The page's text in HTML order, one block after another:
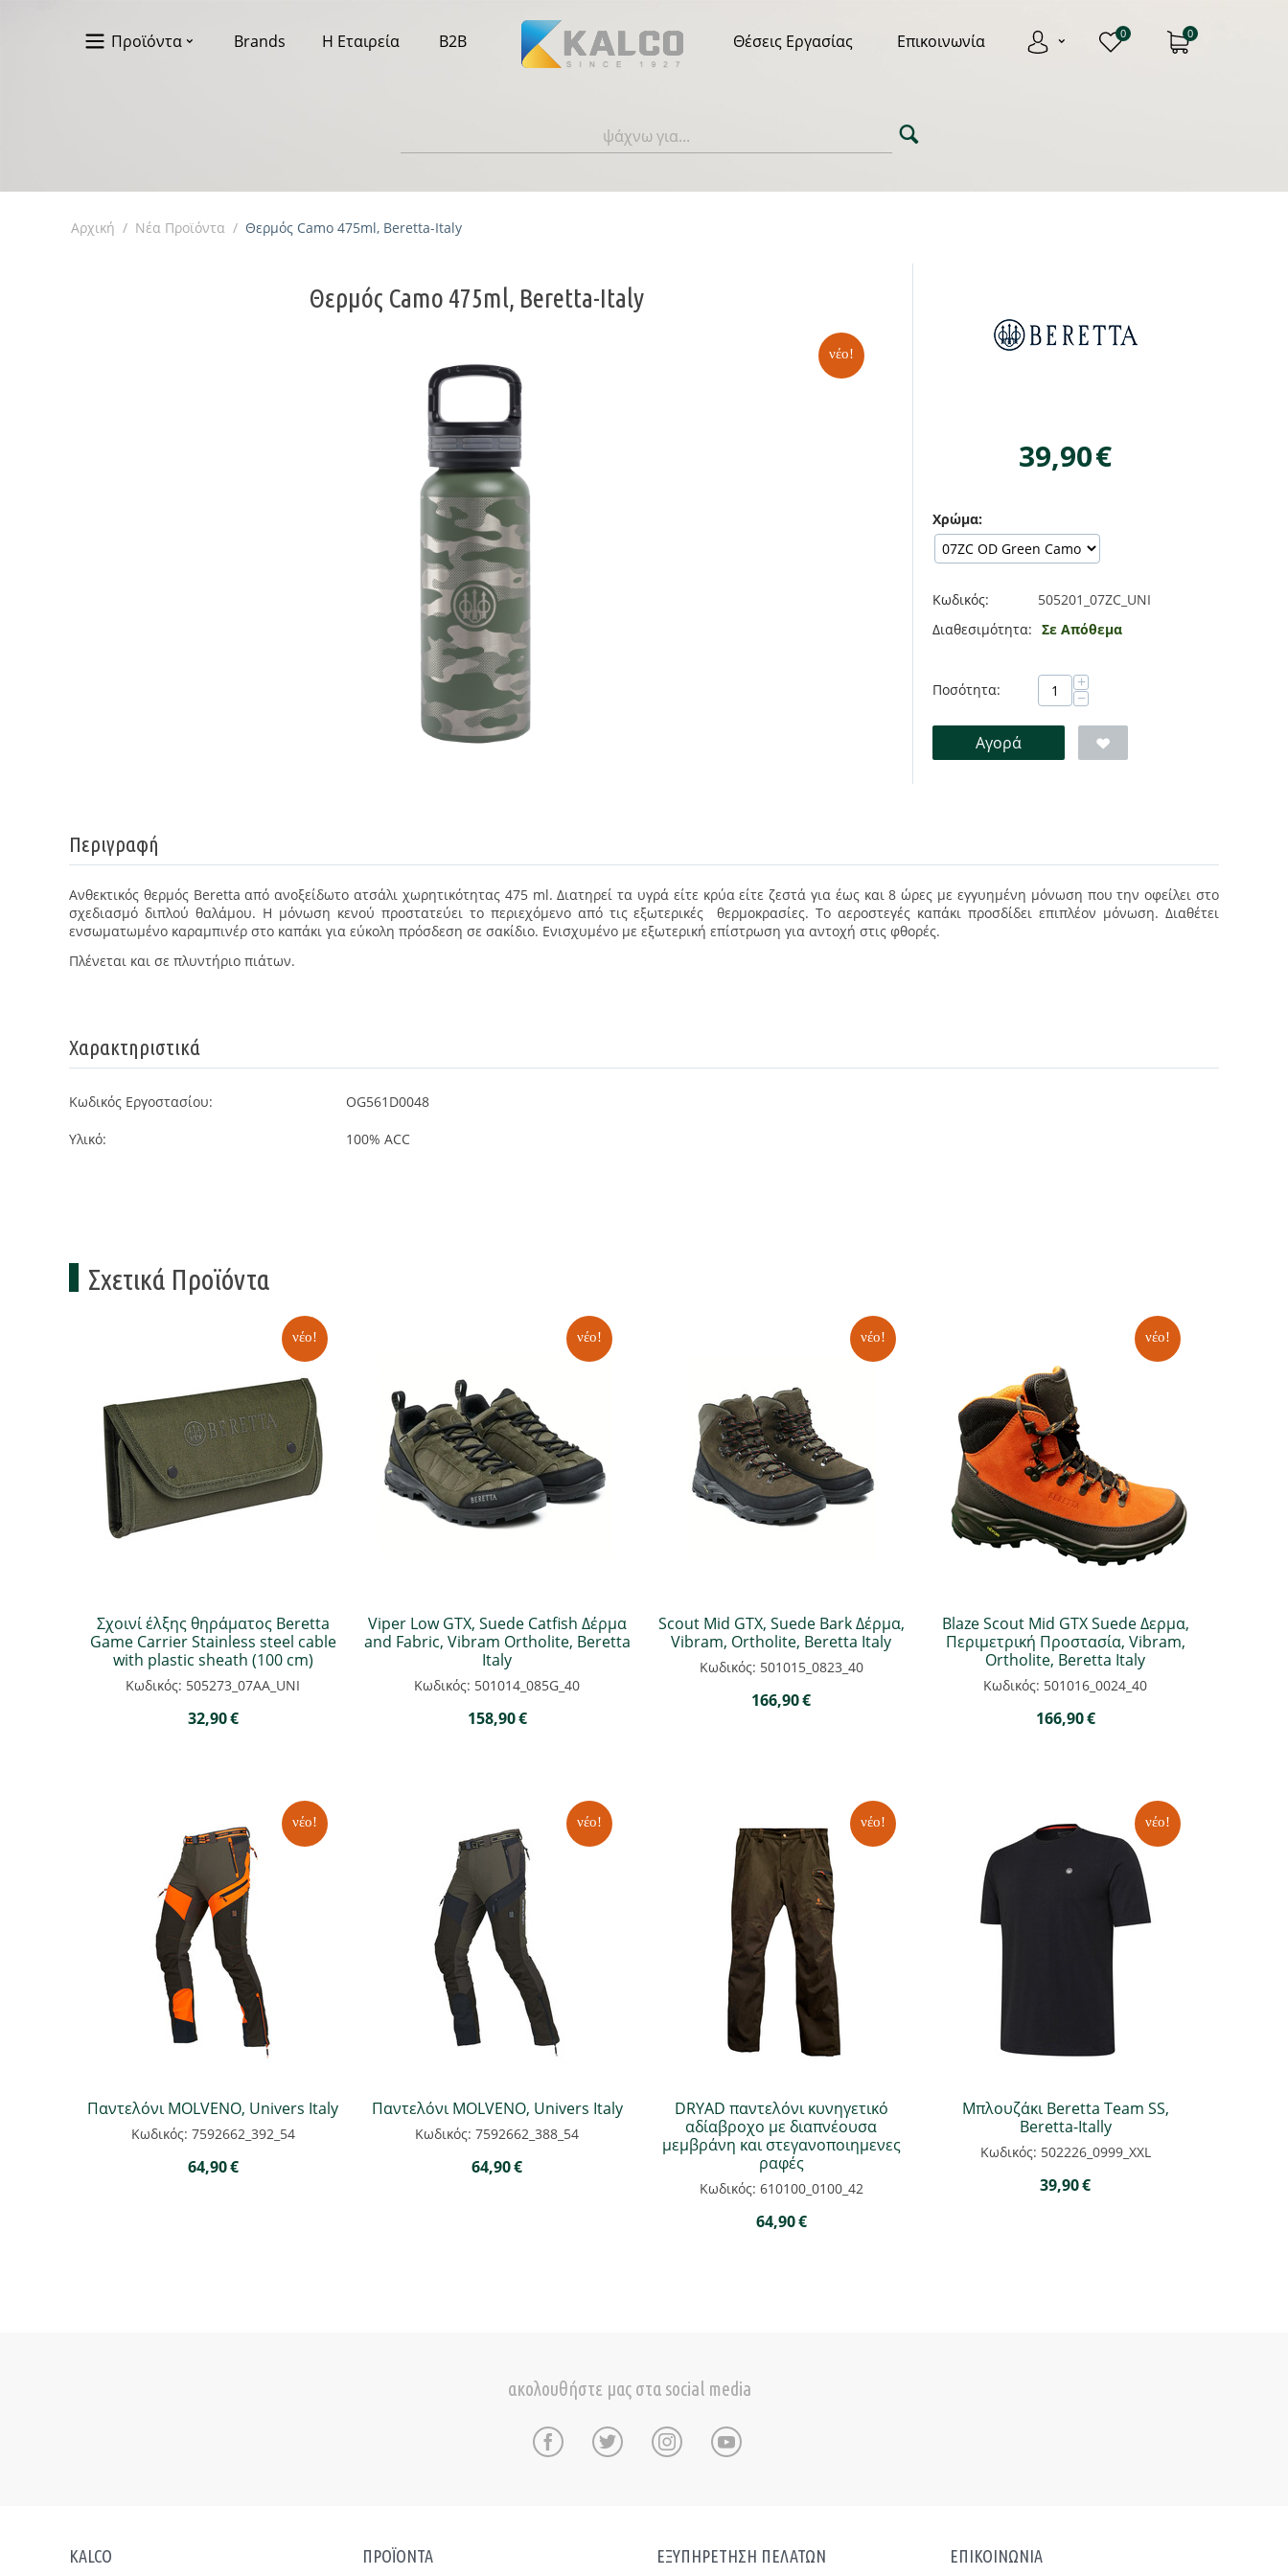
Προϊόντα Brands Η Εταιρεία B2B Θέσεις Εργασίας Επικοινωνία 0 0
Αρχική / Νέα Προϊόντα / Θερμός Camo 475ml, Beretta-Italy
Θερμός Camo 475ml, Beretta-Italy
νέο!
39,90€
Χρώμα:
Κωδικός:
505201_07ZC_UNI
Διαθεσιμότητα: Σε Απόθεμα
Ποσότητα: +
−
Αγορά
Περιγραφή
Ανθεκτικός θερμός Beretta από ανοξείδωτο ατσάλι χωρητικότητας 475 ml. Διατηρεί τα υγρά είτε κρύα είτε ζεστά για έως και 8 ώρες με εγγυημένη μόνωση που την οφείλει στο
σχεδιασμό διπλού θαλάμου. Η μόνωση κενού προστατεύει το περιεχόμενο από τις εξωτερικές θερμοκρασίες. Το αεροστεγές καπάκι προσδίδει επιπλέον μόνωση. Διαθέτει
ενσωματωμένο καραμπινέρ στο καπάκι για εύκολη πρόσδεση σε σακίδιο. Ενισχυμένο με εξωτερική επίστρωση για αντοχή στις φθορές.
Πλένεται και σε πλυντήριο πιάτων.
Χαρακτηριστικά
Κωδικός Εργοστασίου: OG561D0048
Υλικό: 100% ACC
Σχετικά Προϊόντα
νέο!
Σχοινί έλξης θηράματος Beretta
Game Carrier Stainless steel cable
with plastic sheath (100 cm)
Κωδικός: 505273_07AA_UNI
32,90€
νέο!
Viper Low GTX, Suede Catfish Δέρμα
and Fabric, Vibram Ortholite, Beretta
Italy
Κωδικός: 501014_085G_40
158,90€
νέο!
Scout Mid GTX, Suede Bark Δέρμα,
Vibram, Ortholite, Beretta Italy
Κωδικός: 501015_0823_40
166,90€
νέο!
Blaze Scout Mid GTX Suede Δερμα,
Περιμετρική Προστασία, Vibram,
Ortholite, Beretta Italy
Κωδικός: 501016_0024_40
166,90€
νέο!
Παντελόνι MOLVENO, Univers Italy
Κωδικός: 7592662_392_54
64,90€
νέο!
Παντελόνι MOLVENO, Univers Italy
Κωδικός: 7592662_388_54
64,90€
νέο!
DRYAD παντελόνι κυνηγετικό
αδίαβροχο με διαπνέουσα
μεμβράνη και στεγανοποιημενες
ραφές
Κωδικός: 610100_0100_42
64,90€
νέο!
Μπλουζάκι Beretta Team SS,
Beretta-Itally
Κωδικός: 502226_0999_XXL
39,90€
ακολουθήστε μας στα social media
KALCO ΠΡΟΪΟΝΤΑ ΕΞΥΠΗΡΕΤΗΣΗ ΠΕΛΑΤΩΝ ΕΠΙΚΟΙΝΩΝΙΑ